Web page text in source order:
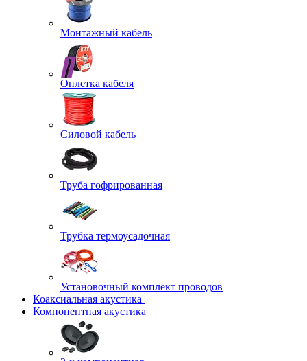
Монтажный кабель
Оплетка кабеля
Силовой кабель
Труба гофрированная
Трубка термоусадочная
Установочный комплект проводов
Коаксиальная акустика
Компонентная акустика